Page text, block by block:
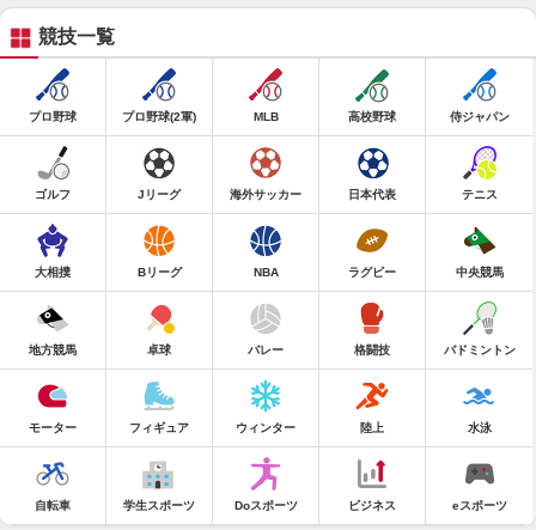
競技一覧
プロ野球 プロ野球(2軍) MLB 高校野球 侍ジャパン
ゴルフ Jリーグ 海外サッカー 日本代表 テニス
大相撲 Bリーグ NBA ラグビー 中央競馬
地方競馬 卓球 バレー 格闘技 バドミントン
モーター フィギュア ウィンター 陸上 水泳
自転車 学生スポーツ Doスポーツ ビジネス eスポーツ